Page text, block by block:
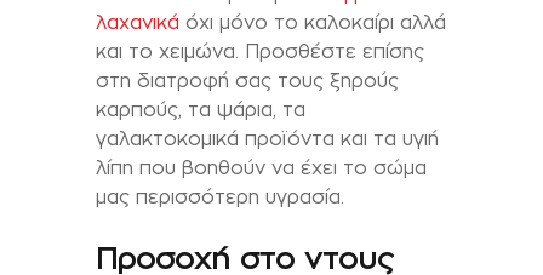
λαχανικά όχι μόνο το καλοκαίρι αλλά
και το χειμώνα. Προσθέστε επίσης
στη διατροφή σας τους ξηρούς
καρπούς, τα ψάρια, τα
γαλακτοκομικά προϊόντα και τα υγιή
λίπη που βοηθούν να έχει το σώμα
μας περισσότερη υγρασία.
Προσοχή στο ντους